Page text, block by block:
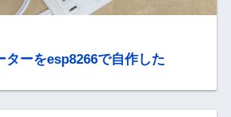
ーをesp8266で自作した